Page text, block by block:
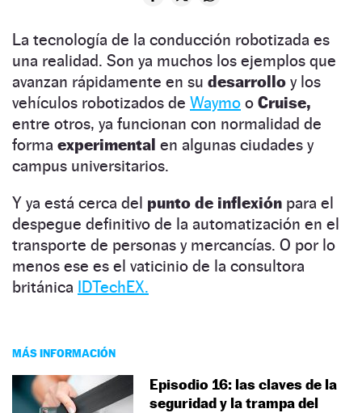
La tecnología de la conducción robotizada es
una realidad. Son ya muchos los ejemplos que
avanzan rápidamente en su desarrollo y los
vehículos robotizados de Waymo o Cruise,
entre otros, ya funcionan con normalidad de
forma experimental en algunas ciudades y
campus universitarios.
Y ya está cerca del punto de inflexión para el
despegue definitivo de la automatización en el
transporte de personas y mercancías. O por lo
menos ese es el vaticinio de la consultora
británica IDTechEX.
MÁS INFORMACIÓN
Episodio 16: las claves de la
seguridad y la trampa del